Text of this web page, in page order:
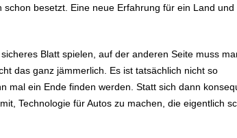
besetzt. Eine neue Erfahrung für ein Land und
Blatt spielen, auf der anderen Seite muss
das ganz jämmerlich. Es ist tatsächlich nicht so
mal ein Ende finden werden. Statt sich dann
Technologie für Autos zu machen, die eigentlich